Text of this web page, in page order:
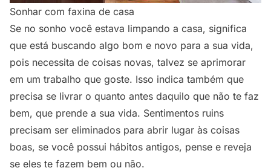
Sonhar com faxina de casa
Se no sonho você estava limpando a casa, significa
que está buscando algo bom e novo para a sua vida,
pois necessita de coisas novas, talvez se aprimorar
em um trabalho que goste. Isso indica também que
precisa se livrar o quanto antes daquilo que não te faz
bem, que prende a sua vida. Sentimentos ruins
precisam ser eliminados para abrir lugar às coisas
boas, se você possui hábitos antigos, pense e reveja
se eles te fazem bem ou não.